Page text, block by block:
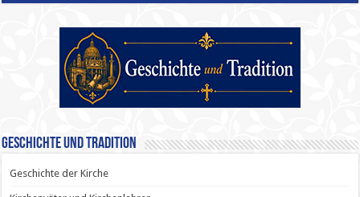
Geschichte und Tradition
Geschichte der Kirche